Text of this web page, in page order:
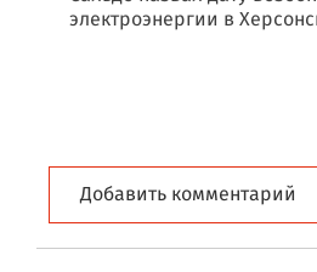
электроэнергии в
Добавить комментарий